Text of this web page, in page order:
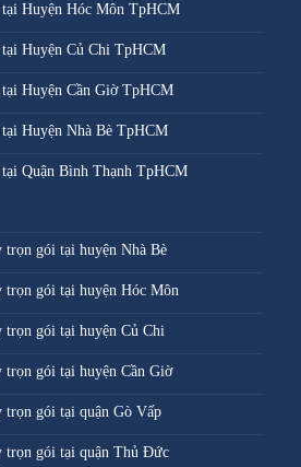
Huyện Hóc Môn TpHCM
Huyện Củ Chi TpHCM
Huyện Cần Giờ TpHCM
Huyện Nhà Bè TpHCM
Quận Bình Thạnh TpHCM
gói tại huyện Nhà Bè
trọn gói tại huyện Hóc Môn
trọn gói tại huyện Củ Chi
trọn gói tại huyện Cần Giờ
trọn gói tại quận Gò Vấp
trọn gói tại quận Thủ Đức